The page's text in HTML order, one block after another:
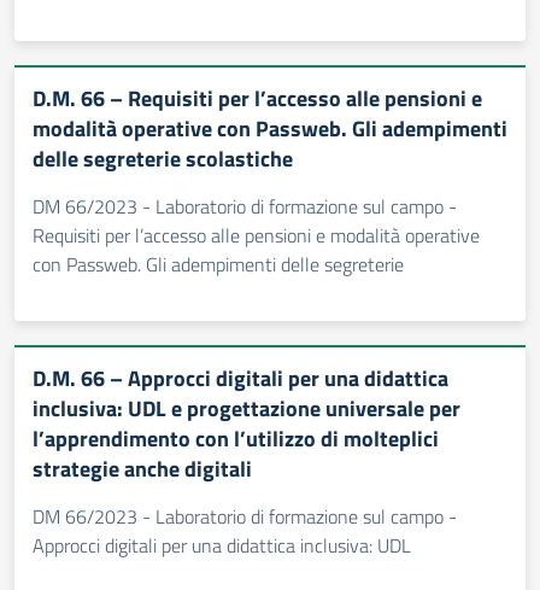
D.M. 66 – Requisiti per l’accesso alle pensioni e
modalità operative con Passweb. Gli adempimenti
delle segreterie scolastiche
DM 66/2023 - Laboratorio di formazione sul campo -
Requisiti per l’accesso alle pensioni e modalità operative
con Passweb. Gli adempimenti delle segreterie
D.M. 66 – Approcci digitali per una didattica
inclusiva: UDL e progettazione universale per
l’apprendimento con l’utilizzo di molteplici
strategie anche digitali
DM 66/2023 - Laboratorio di formazione sul campo -
Approcci digitali per una didattica inclusiva: UDL